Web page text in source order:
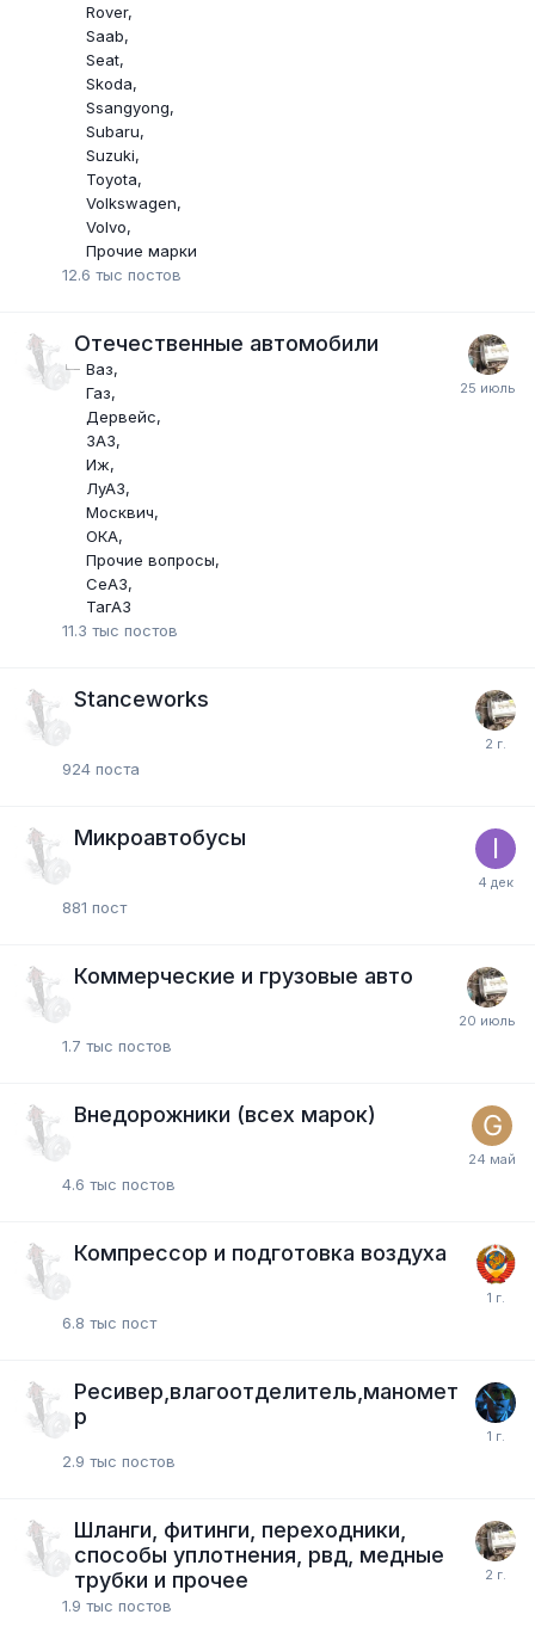
Rover
Saab
Seat
Skoda
Ssangyong
Subaru
Suzuki
Toyota
Volkswagen
Volvo
Прочие марки
12.6 тыс постов
Отечественные автомобили
Ваз
Газ
Дервейс
ЗАЗ
Иж
ЛуАЗ
Москвич
ОКА
Прочие вопросы
СеАЗ
ТагАЗ
11.3 тыс постов
Stanceworks
924 поста
Микроавтобусы
881 пост
Коммерческие и грузовые авто
1.7 тыс постов
Внедорожники (всех марок)
4.6 тыс постов
Компресcор и подготовка воздуха
6.8 тыс пост
Ресивер,влагоотделитель,маномет
р
2.9 тыс постов
Шланги, фитинги, переходники,
способы уплотнения, рвд, медные
трубки и прочее
1.9 тыс постов